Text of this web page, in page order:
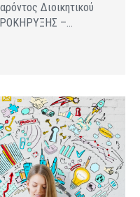
Διοικητικού
–…